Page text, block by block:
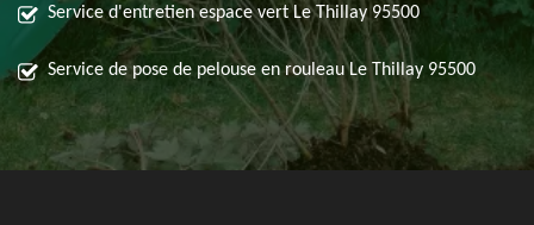
Service d'entretien espace vert Le Thillay 95500
Service de pose de pelouse en rouleau Le Thillay 95500